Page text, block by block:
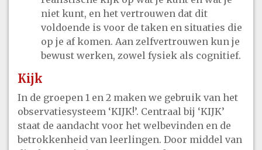
niet kunt, en het vertrouwen dat dit
voldoende is voor de taken en situaties die
op je af komen. Aan zelfvertrouwen kun je
bewust werken, zowel fysiek als cognitief.
Kijk
In de groepen 1 en 2 maken we gebruik van het
observatiesysteem ‘KIJK!’. Centraal bij ‘KIJK’
staat de aandacht voor het welbevinden en de
betrokkenheid van leerlingen. Door middel van